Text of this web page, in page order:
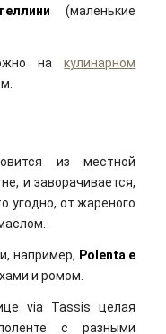
(маленькие
накулинарном
из местной
и заворачивается,
угодно, от жареного
например, Polenta e
и ромом.
via Tassis целая
с разными